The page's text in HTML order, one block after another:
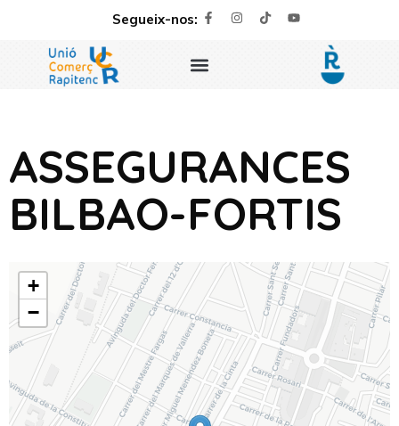
Segueix-nos:
ASSEGURANCES
BILBAO-FORTIS
+
−